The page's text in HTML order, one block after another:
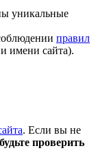
уникальные
правил
имени сайта).
. Если вы не
проверить